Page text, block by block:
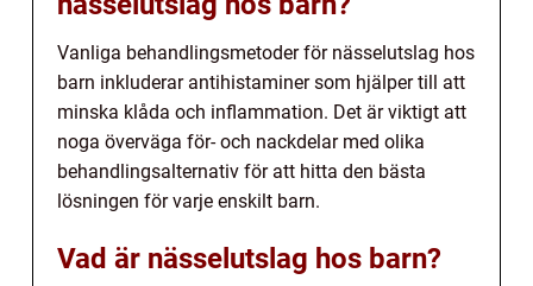
Vanliga behandlingsmetoder för nässelutslag hos
barn inkluderar antihistaminer som hjälper till att
minska klåda och inflammation. Det är viktigt att
noga överväga för- och nackdelar med olika
behandlingsalternativ för att hitta den bästa
lösningen för varje enskilt barn.
Vad är nässelutslag hos barn?